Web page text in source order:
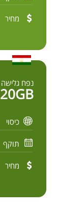
מחיר
נפח גלישה
20GB
כיסוי
תוקף
מחיר